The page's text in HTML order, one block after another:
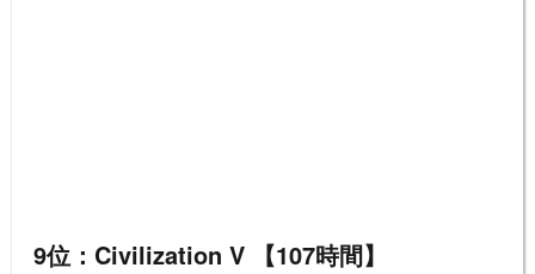
9位：Civilization V 【107時間】